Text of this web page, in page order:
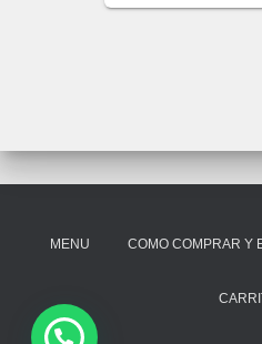
MENU COMO COMPRAR Y